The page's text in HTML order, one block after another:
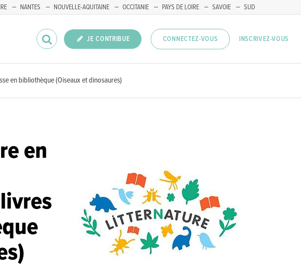
NANTES NOUVELLE-AQUITAINE OCCITANIE PAYS DE LOIRE SAVOIE SUD
JE CONTRIBUE CONNECTEZ-VOUS INSCRIVEZ-VOUS
en bibliothèque (Oiseaux et dinosaures)
en